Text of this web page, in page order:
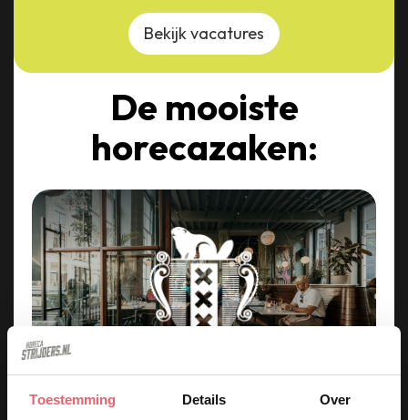
Toestemming Details Over
Bekijk vacatures
De mooiste
horecazaken: